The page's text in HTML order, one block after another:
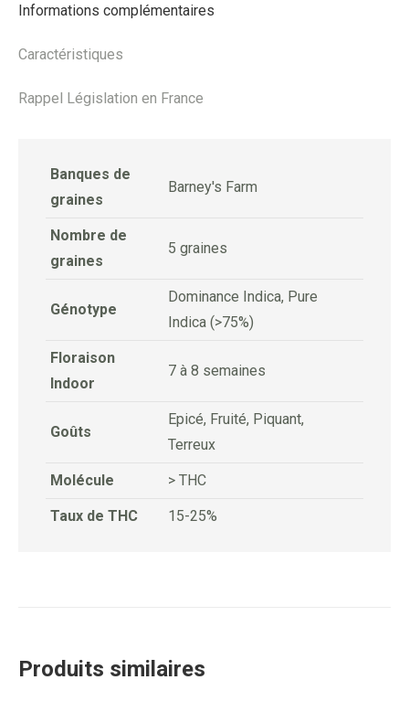
Informations complémentaires
Caractéristiques
Rappel Législation en France
Banques de
graines
Barney's Farm
Nombre de
graines
5 graines
Génotype
Dominance Indica, Pure
Indica (>75%)
Floraison
Indoor
7 à 8 semaines
Goûts
Epicé, Fruité, Piquant,
Terreux
Molécule > THC
Taux de THC 15-25%
Produits similaires